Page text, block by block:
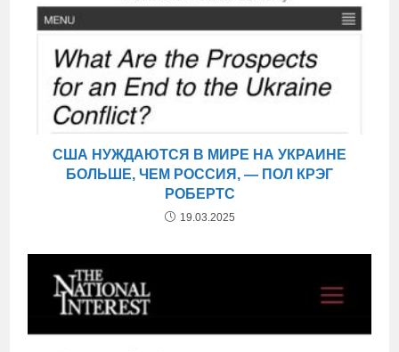
США НУЖДАЮТСЯ В МИРЕ НА УКРАИНЕ
БОЛЬШЕ, ЧЕМ РОССИЯ, — ПОЛ КРЭГ
РОБЕРТС
19.03.2025